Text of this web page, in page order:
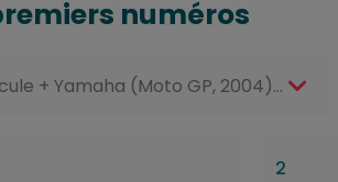
numéros
2